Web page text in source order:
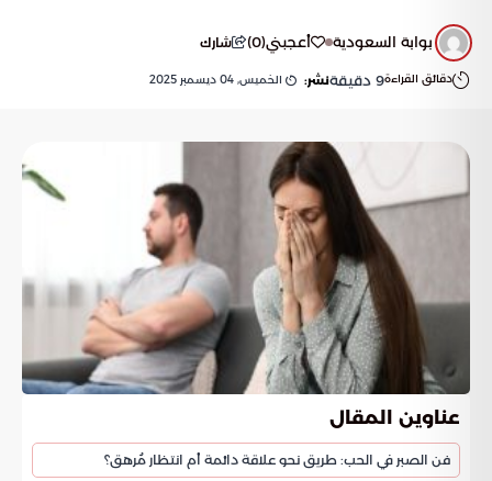
بوابة السعودية أعجبني(
0
) شارك
دقائق القراءة9 دقيقةنشر: الخميس, 04 ديسمبر 2025
عناوين المقال
فن الصبر في الحب: طريق نحو علاقة دائمة أم انتظار مُرهق؟